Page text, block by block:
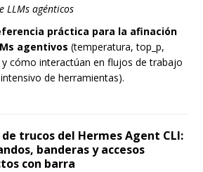
LLMs agénticos
práctica para la afinación
agentivos (temperatura, top_p,
y cómo interactúan en flujos de trabajo
de herramientas).
trucos del Hermes Agent CLI:
banderas y accesos
con barra